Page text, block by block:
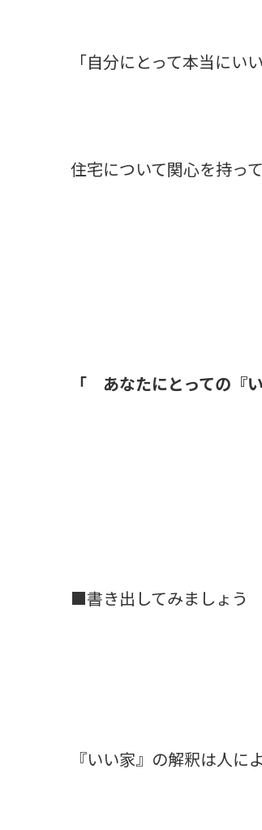
「自分にとって本当にい
住宅について関心を持っ
「 あなたにとっての
■書き出してみましょう
『いい家』の解釈は人に